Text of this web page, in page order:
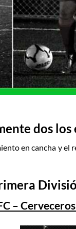
dos
en cancha y el
– Cerveceros